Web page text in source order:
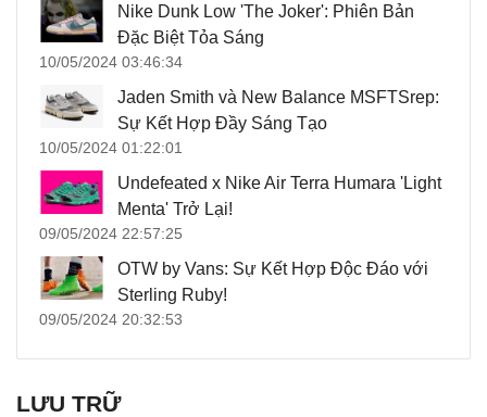
Nike Dunk Low 'The Joker': Phiên Bản
Đặc Biệt Tỏa Sáng
10/05/2024 03:46:34
Jaden Smith và New Balance MSFTSrep:
Sự Kết Hợp Đầy Sáng Tạo
10/05/2024 01:22:01
Undefeated x Nike Air Terra Humara 'Light
Menta' Trở Lại!
09/05/2024 22:57:25
OTW by Vans: Sự Kết Hợp Độc Đáo với
Sterling Ruby!
09/05/2024 20:32:53
LƯU TRỮ